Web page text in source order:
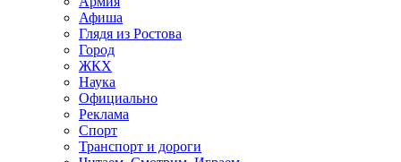
Афиша
Глядя из Ростова
Город
ЖКХ
Наука
Официально
Реклама
Спорт
Транспорт и дороги